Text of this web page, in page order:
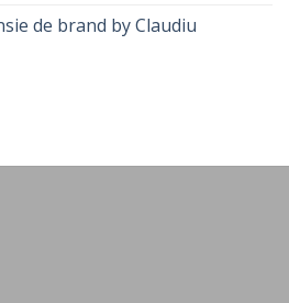
de brand by Claudiu